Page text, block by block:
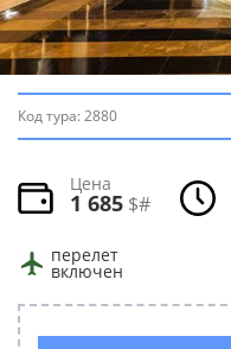
Код тура:2880
Цена
1 685 $#
перелет
включен